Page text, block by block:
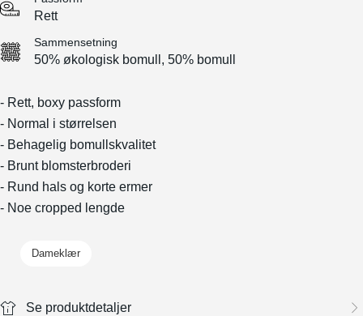
Rett
Sammensetning
50% økologisk bomull, 50% bomull
- Rett, boxy passform
- Normal i størrelsen
- Behagelig bomullskvalitet
- Brunt blomsterbroderi
- Rund hals og korte ermer
- Noe cropped lengde
Dameklær
Se produktdetaljer